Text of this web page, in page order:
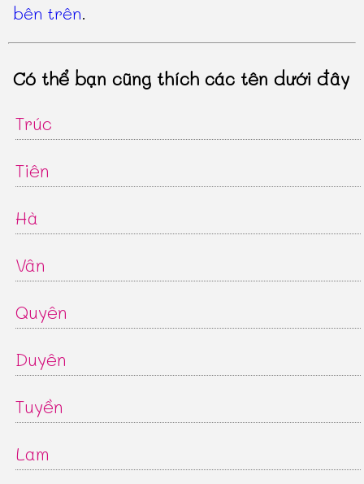
bên trên.
Có thể bạn cũng thích các tên dưới đây
Trúc
Tiên
Hà
Vân
Quyên
Duyên
Tuyền
Lam